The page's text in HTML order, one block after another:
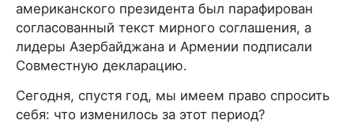
американского президента был парафирован
согласованный текст мирного соглашения, а
лидеры Азербайджана и Армении подписали
Совместную декларацию.
Сегодня, спустя год, мы имеем право спросить
себя: что изменилось за этот период?